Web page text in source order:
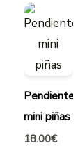
Pendientes
mini piñas
18.00€